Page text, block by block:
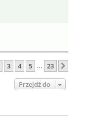
z23
3 4 5 … 23
Przejdź do